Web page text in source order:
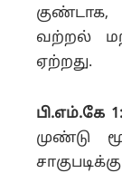
வற்றல்
ஏற்றது.
பி.எம்.கே 1:
முண்டு